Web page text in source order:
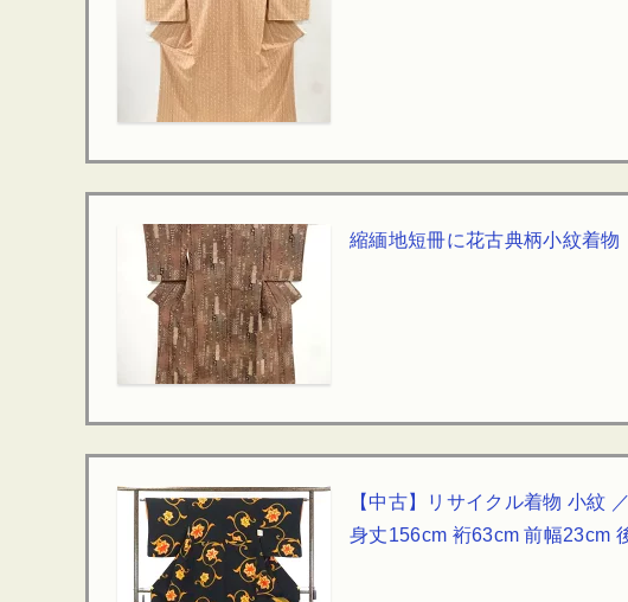
縮緬地短冊に花古典柄小紋着
【中古】リサイクル着物 小紋
身丈156cm 裄63cm 前幅23cm